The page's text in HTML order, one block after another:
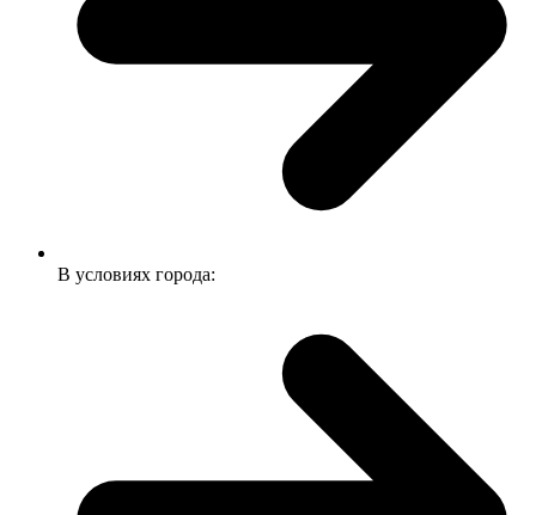
В условиях города: